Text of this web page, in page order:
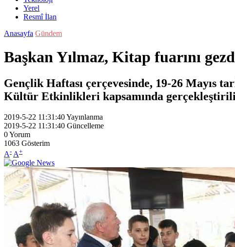
Yerel
Resmî İlan
Anasayfa Gündem
Başkan Yılmaz, Kitap fuarını
Gençlik Haftası çerçevesinde, 19-26 Mayıs
Kültür Etkinlikleri kapsamında
2019-5-22 11:31:40Yayınlanma
2019-5-22 11:31:40 Güncelleme
0Yorum
1063 Gösterim
A- A+